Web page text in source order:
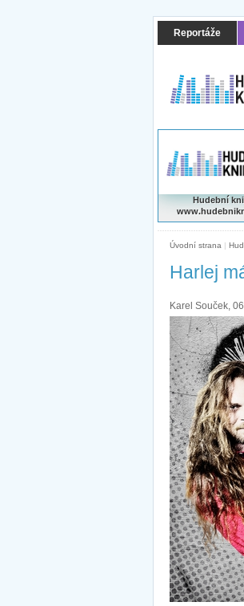
Reportáže
Hudební
Úvodní strana |
Harlej
Karel Souček,